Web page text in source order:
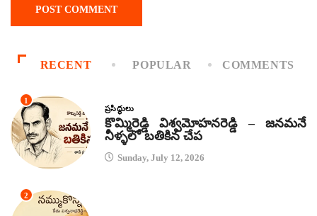
RECENT POPULAR COMMENTS
1
ప్రసిద్ధులు
కొమ్మిరెడ్డి విశ్వమోహనరెడ్డి – జనమనే
నీళ్ళలో బతికిన చేప
Sunday, July 12, 2026
2